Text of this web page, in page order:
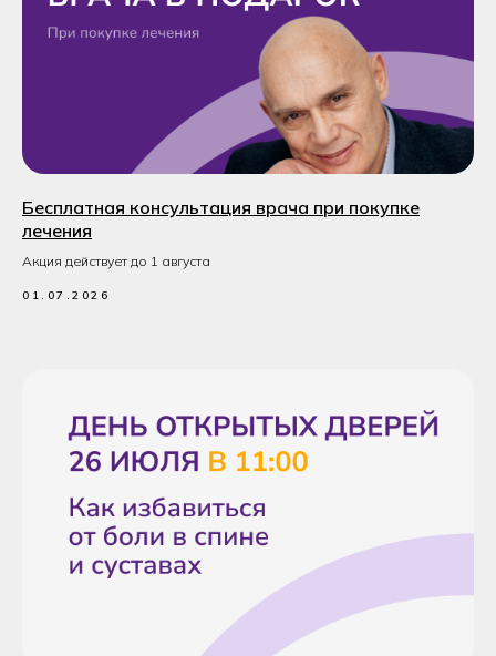
Бесплатная консультация врача при покупке
лечения
Акция действует до 1 августа
01.07.2026